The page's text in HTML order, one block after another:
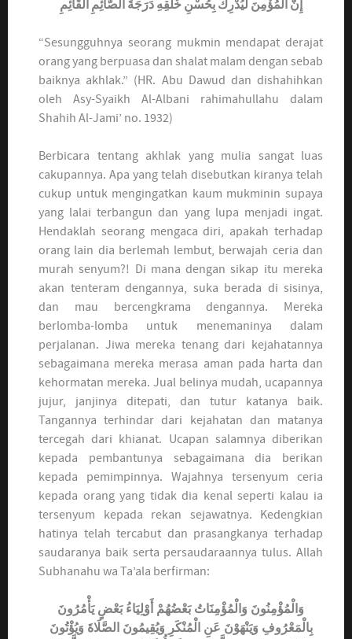
إِنَّ الْمُؤْمِنَ لَيُدْرِكُ بِحُسْنِ خُلُقِهِ دَرَجَةَ الصَّائِمِ الْقَائِمِ
“Sesungguhnya seorang mukmin mendapat derajat
orang yang berpuasa dan shalat malam dengan sebab
baiknya akhlak.” (HR. Abu Dawud dan dishahihkan
oleh Asy-Syaikh Al-Albani rahimahullahu dalam
Shahih Al-Jami’ no. 1932)
Berbicara tentang akhlak yang mulia sangat luas
cakupannya. Apa yang telah disebutkan kiranya telah
cukup untuk mengingatkan kaum mukminin supaya
yang lalai terbangun dan yang lupa menjadi ingat.
Hendaklah seorang mengaca diri, apakah terhadap
orang lain dia berlemah lembut, berwajah ceria dan
murah senyum?! Di mana dengan sikap itu mereka
akan tenteram dengannya, suka berada di sisinya,
dan mau bercengkrama dengannya. Mereka
berlomba-lomba untuk menemaninya dalam
perjalanan. Jiwa mereka tenang dari kejahatannya
sebagaimana mereka merasa aman pada harta dan
kehormatan mereka. Jual belinya mudah, ucapannya
jujur, janjinya ditepati, dan tutur katanya baik.
Tangannya terhindar dari kejahatan dan matanya
tercegah dari khianat. Ucapan salamnya diberikan
kepada pembantunya sebagaimana dia berikan
kepada pemimpinnya. Wajahnya tersenyum ceria
kepada orang yang tidak dia kenal seperti kalau ia
tersenyum kepada rekan sejawatnya. Kedengkian
hatinya telah tercabut dan prasangkanya terhadap
saudaranya baik serta persaudaraannya tulus. Allah
Subhanahu wa Ta’ala berfirman:
وَالْمُؤْمِنُونَ وَالْمُؤْمِنَاتُ بَعْضُهُمْ أَوْلِيَاءُ بَعْضٍ يَأْمُرُونَ
بِالْمَعْرُوفِ وَيَنْهَوْنَ عَنِ الْمُنْكَرِ وَيُقِيمُونَ الصَّلَاةَ وَيُؤْتُونَ